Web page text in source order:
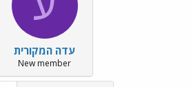
עדה המקורית
New member